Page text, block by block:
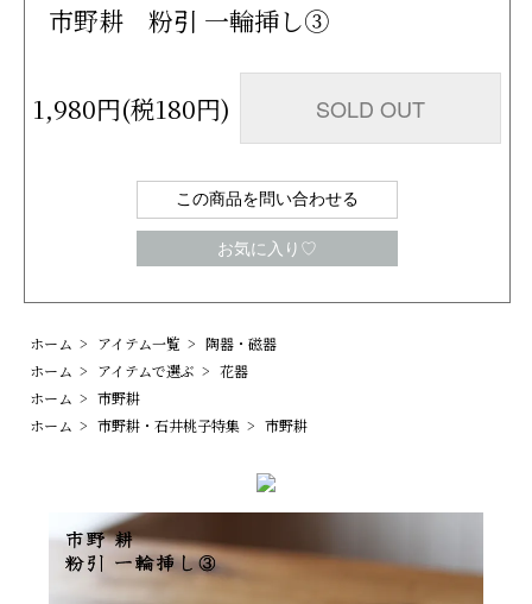
市野耕 粉引 一輪挿し③
1,980円(税180円) SOLD OUT
この商品を問い合わせる
お気に入り♡
ホーム > アイテム一覧 > 陶器・磁器
ホーム > アイテムで選ぶ > 花器
ホーム > 市野耕
ホーム > 市野耕・石井桃子特集 > 市野耕